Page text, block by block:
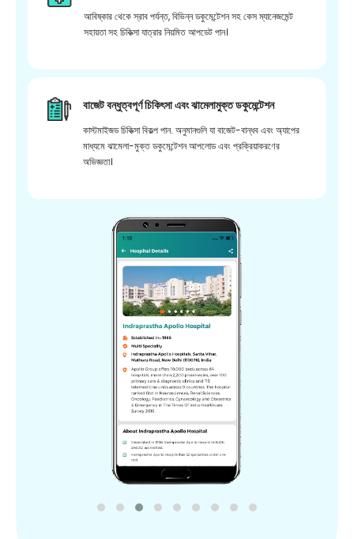
আবিষ্কার থেকে স্রাব পর্যন্ত, বিভিন্ন ডকুমেন্টেশন সহ কেস ম্যানেজমেন্ট
সহায়তা সহ চিকিত্সা যাত্রার নিয়মিত আপডেট পান।
বাজেট বন্ধুত্বপূর্ণ চিকিৎসা এবং ঝামেলামুক্ত ডকুমেন্টেশন
কাস্টমাইজড চিকিত্সা বিকল্প পান. অনুমানগুলি যা বাজেট-বান্ধব এবং অ্যাপের
মাধ্যমে ঝামেলা-মুক্ত ডকুমেন্টেশন আপলোড এবং প্রক্রিয়াকরণের
অভিজ্ঞতা।